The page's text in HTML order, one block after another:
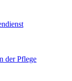
der Pflege